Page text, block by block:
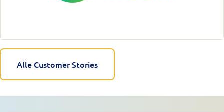
Alle Customer Stories